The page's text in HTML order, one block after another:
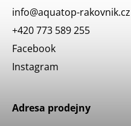
info@aquatop-rakovnik.cz
+420 773 589 255
Facebook
Instagram
Adresa prodejny